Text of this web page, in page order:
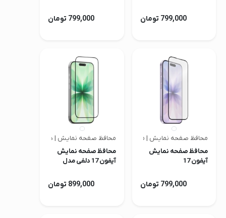
799,000 تومان 799,000 تومان
محافظ صفحه نمایش | متفرقه
محافظ صفحه نمایش
آیفون 17
799,000 تومان
محافظ صفحه نمایش | دلفی
محافظ صفحه نمایش
آیفون 17 دلفی مدل
899,000 تومان